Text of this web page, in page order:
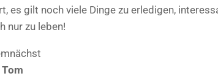
es gilt noch viele Dinge zu erledigen,
nur zu leben!